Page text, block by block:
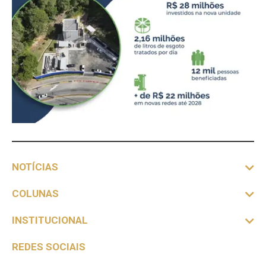
NOTÍCIAS
COLUNAS
INSTITUCIONAL
REDES SOCIAIS